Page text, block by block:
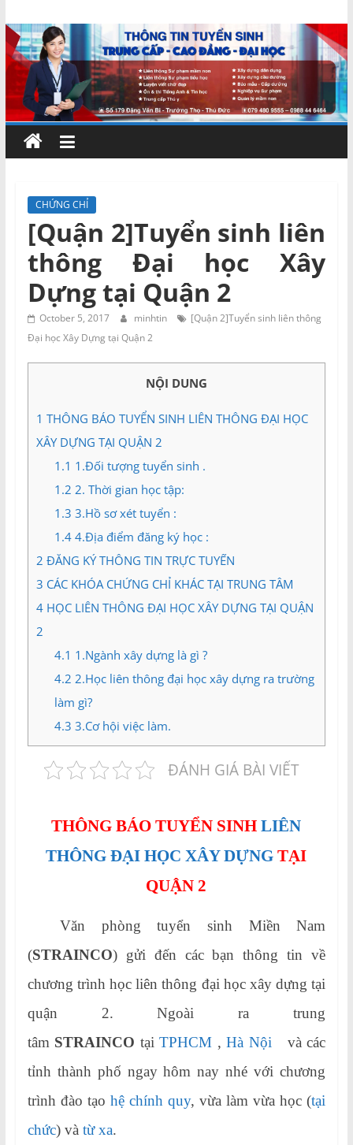
to
content
Chứng
chỉ
ngắn
hạn
–
MIENNAM
Education
Đào
tạo
Miền
CHỨNG CHỈ
[Quận 2]Tuyển sinh liên
thông Đại học Xây
Dựng tại Quận 2
October 5, 2017 minhtin
[Quận 2]Tuyển sinh liên thông
Đại học Xây Dựng tại Quận 2
NỘI DUNG
1 THÔNG BÁO TUYỂN SINH LIÊN THÔNG ĐẠI HỌC
XÂY DỰNG TẠI QUẬN 2
1.1 1.Đối tượng tuyển sinh .
1.2 2. Thời gian học tập:
1.3 3.Hồ sơ xét tuyển :
1.44.Địa điểm đăng ký học :
2 ĐĂNG KÝ THÔNG TIN TRỰC TUYẾN
3 CÁC KHÓA CHỨNG CHỈ KHÁC TẠI TRUNG TÂM
4HỌC LIÊN THÔNG ĐẠI HỌC XÂY DỰNG TẠI QUẬN
2
4.1 1.Ngành xây dựng là gì ?
4.2 2.Học liên thông đại học xây dựng ra trường
làm gì?
4.3 3.Cơ hội việc làm.
ĐÁNH GIÁ BÀI VIẾT
THÔNG BÁO TUYỂN SINHLIÊN
THÔNG ĐẠI HỌC XÂY DỰNG TẠI
QUẬN 2
Văn phòng tuyển sinh Miền Nam
(STRAINCO) gửi đến các bạn thông tin về
chương trình học liên thông đại học xây dựng tại
quận 2. Ngoài ra trung
tâm STRAINCO tạiTPHCM ,Hà Nội
và các
tỉnh thành phố ngay hôm nay nhé với chương
trình đào tạo hệ chính quy, vừa làm vừa học (tại
chức) và từ xa.